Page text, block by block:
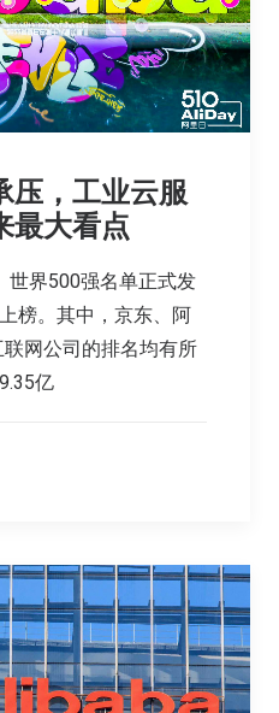
压，工业云服
最大看点
世界500强名单正式发
榜。其中，京东、阿
网公司的排名均有所
亿